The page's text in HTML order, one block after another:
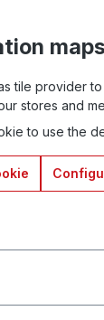
maps
tile provider
stores and
to use the